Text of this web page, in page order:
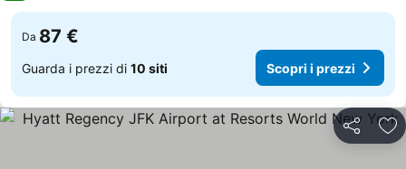
Da 87 €
Guarda i prezzi di 10 siti Scopri i prezzi
Condividi